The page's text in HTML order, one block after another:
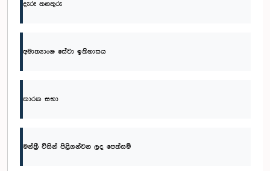
දැරූ තනතුරු
අමාත්‍යාංශ සේවා ඉතිහාසය
කාරක සභා
මන්ත්‍රී විසින් පිළිගන්වන ලද පෙත්සම්